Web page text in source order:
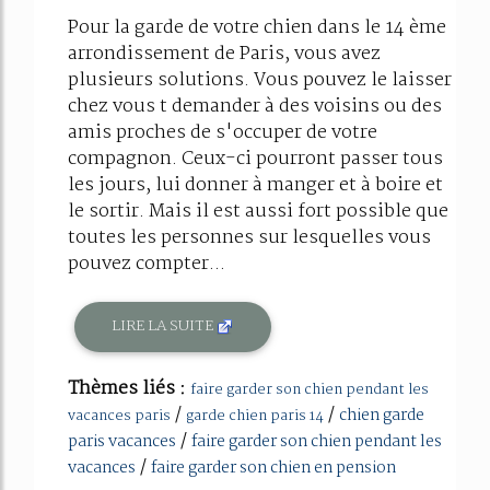
Pour la garde de votre chien dans le 14 ème
arrondissement de Paris, vous avez
plusieurs solutions. Vous pouvez le laisser
chez vous t demander à des voisins ou des
amis proches de s'occuper de votre
compagnon. Ceux-ci pourront passer tous
les jours, lui donner à manger et à boire et
le sortir. Mais il est aussi fort possible que
toutes les personnes sur lesquelles vous
pouvez compter...
LIRE LA SUITE
Thèmes liés : faire garder son chien pendant les
vacances paris / garde chien paris 14/ chien garde
paris vacances /faire garder son chien pendant les
vacances /faire garder son chien en pension